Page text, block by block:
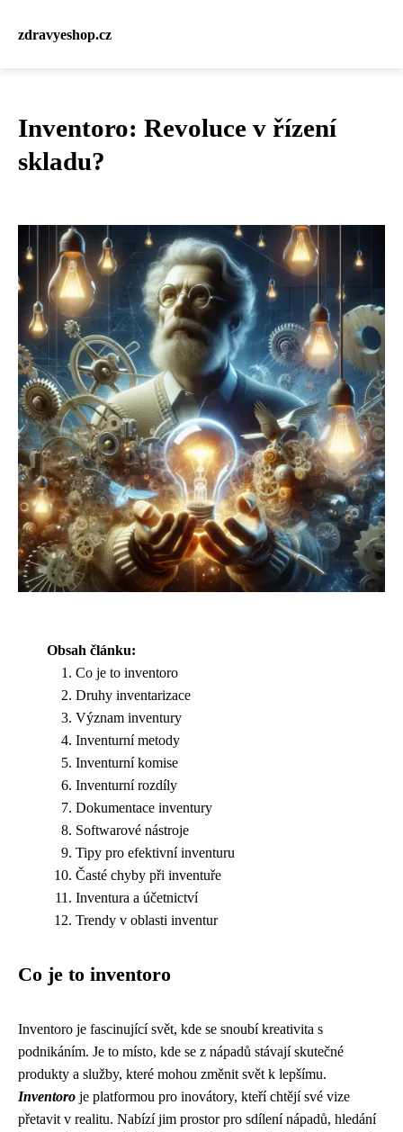
zdravyeshop.cz
Inventoro: Revoluce v řízení
skladu?
Obsah článku:
Co je to inventoro
Druhy inventarizace
Význam inventury
Inventurní metody
Inventurní komise
Inventurní rozdíly
Dokumentace inventury
Softwarové nástroje
Tipy pro efektivní inventuru
Časté chyby při inventuře
Inventura a účetnictví
Trendy v oblasti inventur
Co je to inventoro
Inventoro je fascinující svět, kde se snoubí kreativita s
podnikáním. Je to místo, kde se z nápadů stávají skutečné
produkty a služby, které mohou změnit svět k lepšímu.
Inventoro je platformou pro inovátory, kteří chtějí své vize
přetavit v realitu. Nabízí jim prostor pro sdílení nápadů, hledání